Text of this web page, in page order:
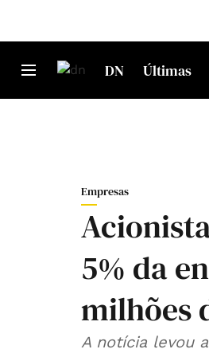
DN Últimas
Empresas
5% da
milhões
A notícia levou